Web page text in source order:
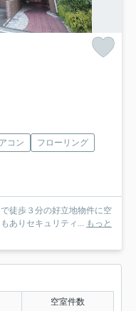
コン
フローリング
徒歩３分の好立地物件に空
ありセキュリティ...
もっと
空室件数